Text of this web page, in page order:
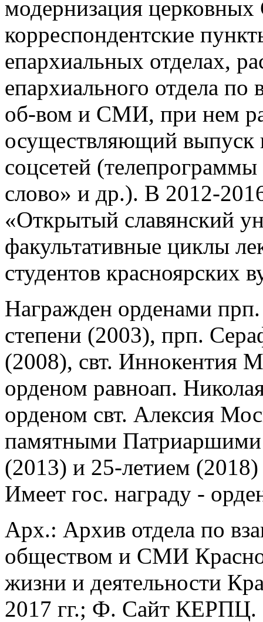
модернизация
корреспондентские
епархиальных отделах,
епархиального отдела
об-вом и СМИ, при нем
осуществляющий выпуск
соцсетей
слово» и др.). В 2012-
«Открытый славянский
факультативные циклы
студентов красноярских
Награжден орденами
степени (2003), прп.
(2008), свт. Иннокентия
орденом равноап.
орденом свт. Алексия
памятными Патриаршими
(2013) и 25-летием
Имеет гос. награду -
Арх.: Архив отдела по
обществом и СМИ
жизни и деятельности
2017 гг.; Ф. Сайт КЕРПЦ.